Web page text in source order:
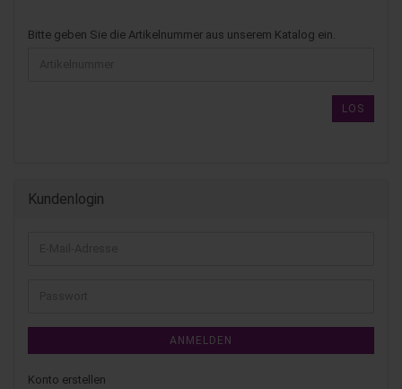
Bitte geben Sie die Artikelnummer aus unserem Katalog ein.
LOS
Kundenlogin
ANMELDEN
Konto erstellen